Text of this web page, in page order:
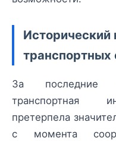
Исторический
транспортных
За последние
транспортная
претерпела
с момента